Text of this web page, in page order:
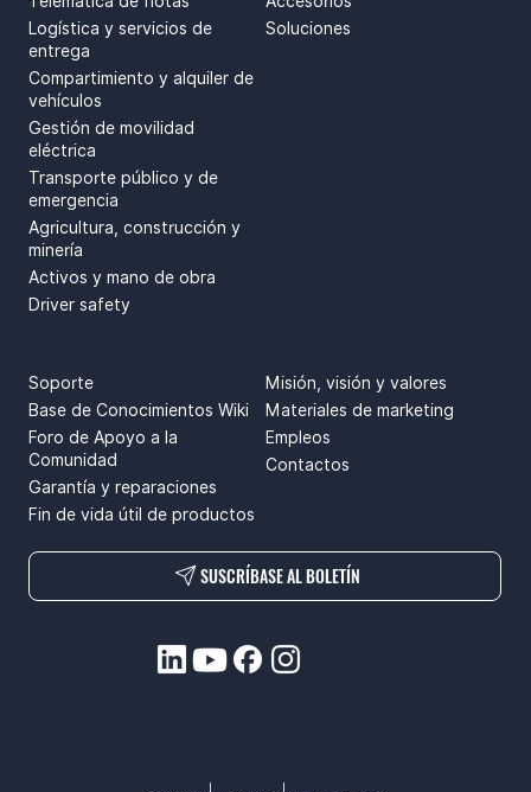
Logística y servicios de
entrega
Compartimiento y alquiler de
vehículos
Gestión de movilidad
eléctrica
Transporte público y de
emergencia
Agricultura, construcción y
minería
Activos y mano de obra
Driver safety
Soluciones
Misión, visión y valores
Materiales de marketing
Empleos
Contactos
Soporte
Base de Conocimientos Wiki
Foro de Apoyo a la
Comunidad
Garantía y reparaciones
Fin de vida útil de productos
SUSCRÍBASE AL BOLETÍN